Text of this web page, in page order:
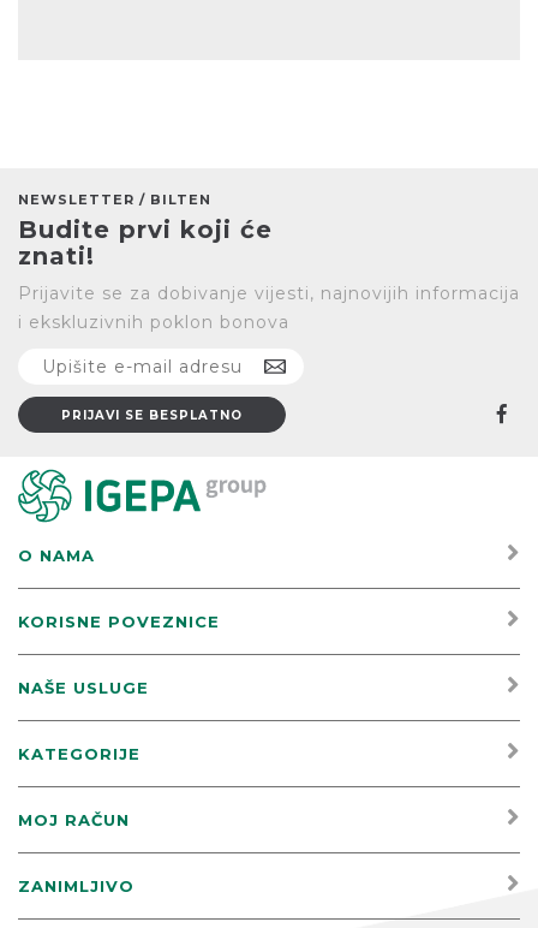
NEWSLETTER / BILTEN
Budite prvi koji će
znati!
Prijavite se za dobivanje vijesti, najnovijih informacija
i ekskluzivnih poklon bonova
O NAMA
KORISNE POVEZNICE
NAŠE USLUGE
KATEGORIJE
MOJ RAČUN
ZANIMLJIVO